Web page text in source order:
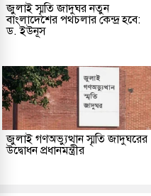
জুলাই স্মৃতি জাদুঘর নতুন
বাংলাদেশের পথচলার কেন্দ্র হবে:
ড. ইউনূস
জুলাই গণঅভ্যুত্থান স্মৃতি জাদুঘরের
উদ্বোধন প্রধানমন্ত্রীর